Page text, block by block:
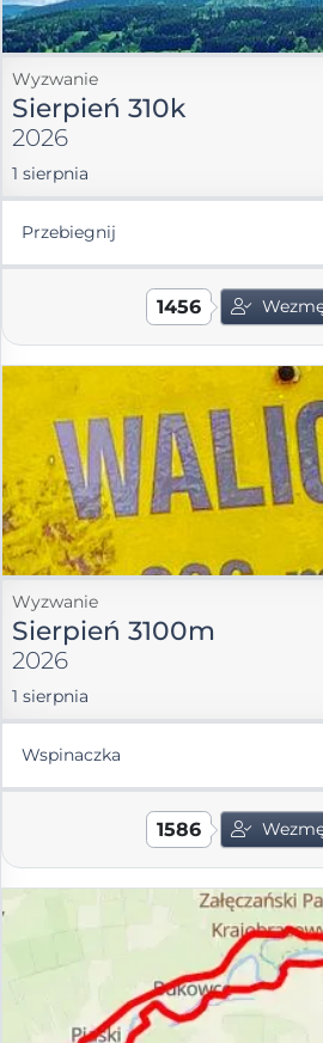
Wyzwanie
Sierpień 310k
2026
1 sierpnia
Przebiegnij
1456
Wyzwanie
Sierpień 3100m
2026
1 sierpnia
Wspinaczka
1586